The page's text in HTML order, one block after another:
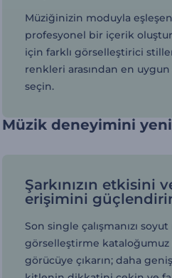
Müziğinizin moduyla eşleşen
profesyonel bir içerik
için farklı görselleştirici
renkleri arasından en uygun
seçin.
Müzik deneyimini
Şarkınızın etkisini
erişimini
Son single çalışmanızı
görselleştirme kataloğumuz
görücüye çıkarın; daha